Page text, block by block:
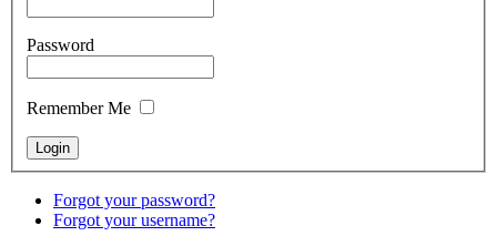
Password
Remember Me
Forgot your password?
Forgot your username?